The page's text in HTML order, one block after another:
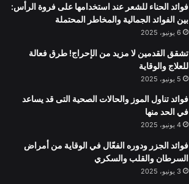
فوائد الحناء للشعر عند استخدامها على فروة الرأس:
بين الفوائد الجمالية والمخاطر المحتملة
6 يونيو، 2025
تشقق القدمين لا مزيد من الإحراج! طرق فعالة
للعلاج والوقاية
5 يونيو، 2025
فوائد تناول الموز والحالات الصحية التى قد يساعد
في الحد منها
4 يونيو، 2025
فوائد الجزر ودوره الفعّال في الوقاية من أمراض
السرطان والقلب والسكري
3 يونيو، 2025